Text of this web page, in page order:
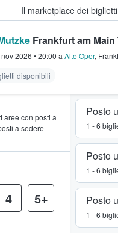
Il marketplace dei
- Dove i fan
Frankfurt am
2026 •20:00 a Alte Oper,
disponibili
Posto
1 - 6
Posto
1 - 6
Posto
1 - 6
aree con posti a
a sedere
4 5+